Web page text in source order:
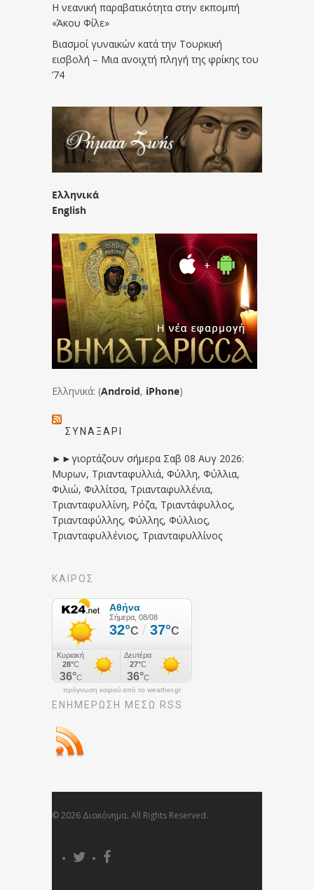
Η νεανική παραβατικότητα στην εκπομπή
«Άκου Φίλε»
Βιασμοί γυναικών κατά την Τουρκική
εισβολή – Μια ανοιχτή πληγή της φρίκης του
’74
Ελληνικά
English
Ελληνικά: (Android, iPhone)
ΣΥΝΑΞΆΡΙ
►►γιορτάζουν σήμερα Σαβ 08 Αυγ 2026:
Μυρων, Τριανταφυλλιά, Φύλλη, Φύλλια,
Φιλιώ, Φιλλίτσα, Τριανταφυλλένια,
Τριανταφυλλίνη, Ρόζα, Τριαντάφυλλος,
Τριανταφύλλης, Φύλλης, Φύλλιος,
Τριανταφυλλένιος, Τριανταφυλλίνος
ΚΑΙΡΟΣ
πρόγνωση καιρού από το weather.gr
ΕΝΗΜΈΡΩΣΉ ΜΕΣΩ RSS
© 2026 Διακόνημα. All Rights Reserved.